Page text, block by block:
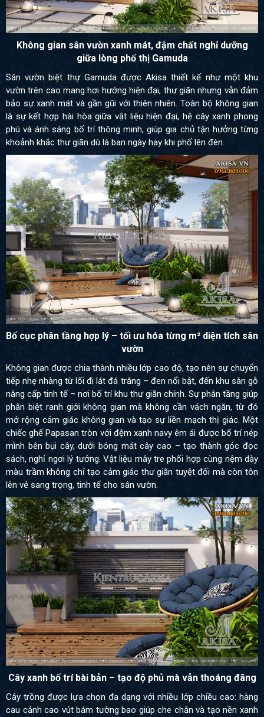
Không gian sân vườn xanh mát, đậm chất nghỉ dưỡng
giữa lòng phố thị Gamuda
Sân vườn biệt thự Gamuda được Akisa thiết kế như một khu
vườn trên cao mang hơi hướng hiện đại, thư giãn nhưng vẫn đảm
bảo sự xanh mát và gần gũi với thiên nhiên. Toàn bộ không gian
là sự kết hợp hài hòa giữa vật liệu hiện đại, hệ cây xanh phong
phú và ánh sáng bố trí thông minh, giúp gia chủ tận hưởng từng
khoảnh khắc thư giãn dù là ban ngày hay khi phố lên đèn.
Bố cục phân tầng hợp lý – tối ưu hóa từng m² diện tích sân
vườn
Không gian được chia thành nhiều lớp cao độ, tạo nên sự chuyển
tiếp nhẹ nhàng từ lối đi lát đá trắng – đen nổi bật, đến khu sàn gỗ
nâng cấp tinh tế – nơi bố trí khu thư giãn chính. Sự phân tầng giúp
phân biệt ranh giới không gian mà không cần vách ngăn, từ đó
mở rộng cảm giác không gian và tạo sự liền mạch thị giác. Một
chiếc ghế Papasan tròn với đệm xanh navy êm ái được bố trí nép
mình bên bụi cây, dưới bóng mát cây cao – tạo thành góc đọc
sách, nghỉ ngơi lý tưởng. Vật liệu mây tre phối hợp cùng nệm dày
màu trầm không chỉ tạo cảm giác thư giãn tuyệt đối mà còn tôn
lên vẻ sang trọng, tinh tế cho sân vườn.
Cây xanh bố trí bài bản – tạo độ phủ mà vẫn thoáng đãng
Cây trồng được lựa chọn đa dạng với nhiều lớp chiều cao: hàng
cau cảnh cao vút bám tường bao giúp che chắn và tạo nền xanh